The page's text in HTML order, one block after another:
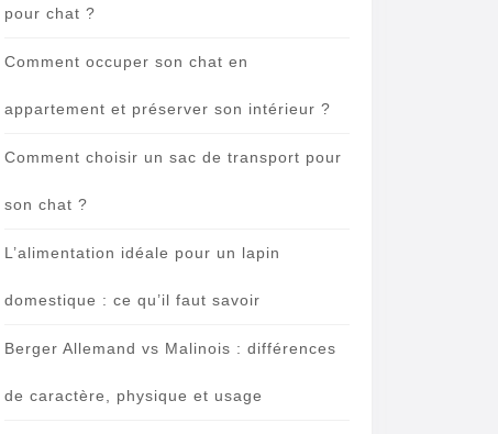
pour chat ?
Comment occuper son chat en
appartement et préserver son intérieur ?
Comment choisir un sac de transport pour
son chat ?
L’alimentation idéale pour un lapin
domestique : ce qu’il faut savoir
Berger Allemand vs Malinois : différences
de caractère, physique et usage